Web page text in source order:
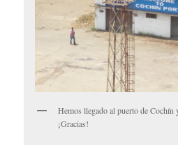
Hemos llegado al puerto de Cochín
¡Gracias!